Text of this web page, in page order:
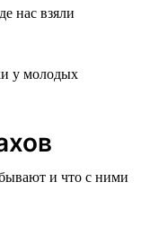
нас взяли
у молодых